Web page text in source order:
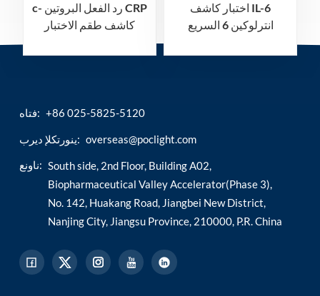
c- رد الفعل البروتين CRP
كاشف طقم الاختبار
اختبار كاشف IL-6
انترلوكين 6 السريع
فتاه: +86 025-5825-5120
ينورتكلإ ديرب: overseas@poclight.com
ناونع: South side, 2nd Floor, Building A02,
Biopharmaceutical Valley Accelerator(Phase 3),
No. 142, Huakang Road, Jiangbei New District,
Nanjing City, Jiangsu Province, 210000, P.R. China